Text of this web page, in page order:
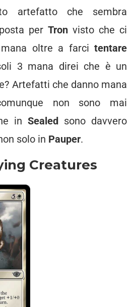
artefatto che sembra
per Tronvisto che ci
oltre a farci tentare
3 mana direi che è un
Artefatti che danno mana
non sono mai
in Sealed sono davvero
solo in Pauper.
Creatures